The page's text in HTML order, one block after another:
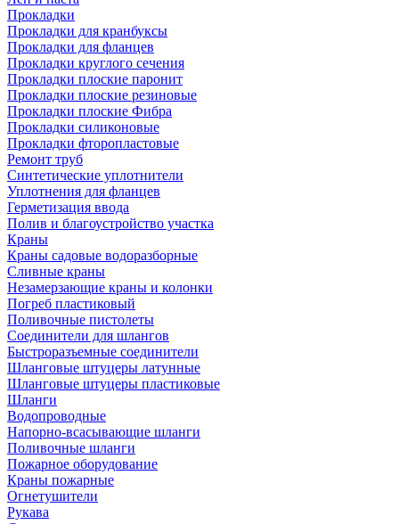
Прокладки
Прокладки для кранбуксы
Прокладки для фланцев
Прокладки круглого сечения
Прокладки плоские паронит
Прокладки плоские резиновые
Прокладки плоские Фибра
Прокладки силиконовые
Прокладки фторопластовые
Ремонт труб
Синтетические уплотнители
Уплотнения для фланцев
Герметизация ввода
Полив и благоустройство участка
Краны
Краны садовые водоразборные
Сливные краны
Незамерзающие краны и колонки
Погреб пластиковый
Поливочные пистолеты
Соединители для шлангов
Быстроразъемные соединители
Шланговые штуцеры латунные
Шланговые штуцеры пластиковые
Шланги
Водопроводные
Напорно-всасывающие шланги
Поливочные шланги
Пожарное оборудование
Краны пожарные
Огнетушители
Рукава